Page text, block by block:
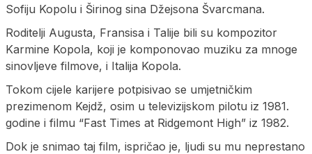
Sofiju Kopolu i Širinog sina Džejsona Švarcmana.
Roditelji Augusta, Fransisa i Talije bili su kompozitor
Karmine Kopola, koji je komponovao muziku za mnoge
sinovljeve filmove, i Italija Kopola.
Tokom cijele karijere potpisivao se umjetničkim
prezimenom Kejdž, osim u televizijskom pilotu iz 1981.
godine i filmu “Fast Times at Ridgemont High” iz 1982.
Dok je snimao taj film, ispričao je, ljudi su mu neprestano